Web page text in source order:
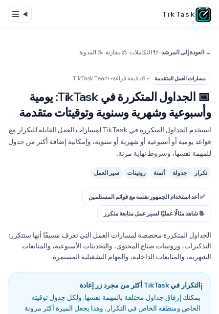
TikTask
→ العودة إلى المرشد•🔌 التكاملات•⚖️ مقارنة•📝 المدونة
مسارات العمل المتقدمة • 8 دقيقة قراءة • TikTask Team
📅
الجداول المتكررة في TikTask: يومية
وأسبوعية وشهرية وسنوية وتوقيتات متقدمة
استخدم الجداول المتكررة في TikTask لمسارات العمل القابلة للتكرار مع
قواعد يومية أو أسبوعية أو شهرية أو سنوية، وإمكانية إضافة أكثر من جدول
للمهمة نفسها، وشروط نهاية مرنة.
تكرار جدولة أتمتة روتينات سير العمل
✅ أعد استخدام الجمهور نفسه مع قوائم المستلمين
📝 شاهد مثالًا عمليًا لسير عمل متابعة متكرر
الجداول المتكررة مخصصة لمسارات العمل التي تعرف مسبقًا أنها ستتكرر:
التذكيرات، وروتينات صناع المحتوى، والتحديثات الأسبوعية، والمتابعات
الشهرية، والمتابعات الداخلية، والمهام التشغيلية المستمرة.
ℹ️التكرار في TikTask أكثر من مجرد زر إعادة
يمكنك إرفاق جداول مختلفة بالمهمة نفسها. ولكل جدول توقيته
الخاص ومنطقه الخاص في التكرار، وهذا يجعل الميزة أكثر مرونة